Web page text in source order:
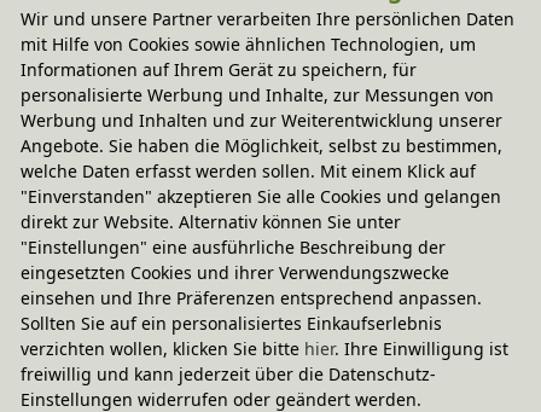
-20% Code
LEIV Sitzkissen/Balancekissen
In verschiedenen Farben 67,95 €
Wir und unsere Partner verarbeiten Ihre persönlichen Daten
mit Hilfe von Cookies sowie ähnlichen Technologien, um
Informationen auf Ihrem Gerät zu speichern, für
personalisierte Werbung und Inhalte, zur Messungen von
Werbung und Inhalten und zur Weiterentwicklung unserer
Angebote. Sie haben die Möglichkeit, selbst zu bestimmen,
welche Daten erfasst werden sollen. Mit einem Klick auf
"Einverstanden" akzeptieren Sie alle Cookies und gelangen
direkt zur Website. Alternativ können Sie unter
"Einstellungen" eine ausführliche Beschreibung der
eingesetzten Cookies und ihrer Verwendungszwecke
einsehen und Ihre Präferenzen entsprechend anpassen.
Sollten Sie auf ein personalisiertes Einkaufserlebnis
verzichten wollen, klicken Sie bitte hier. Ihre Einwilligung ist
freiwillig und kann jederzeit über die Datenschutz-
Einstellungen widerrufen oder geändert werden.